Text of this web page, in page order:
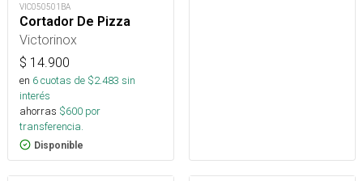
VIC050501BA
Cortador De Pizza
Victorinox
$ 14.900
en 6cuotas de $2.483 sin
interés
ahorras $600 por
transferencia.
Disponible